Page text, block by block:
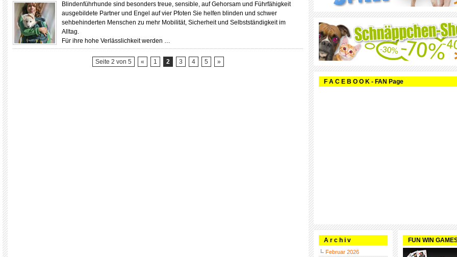
Blindenführhunde sind besonders treue, sensible, auf Gehorsam und Führfähigkeit
ausgebildete Partner und Engel auf vier Pfoten Sie helfen blinden und schwer
sehbehinderten Menschen zu mehr Mobilität, Sicherheit und Selbstständigkeit im
Alltag.
Für ihre hohe Verlässlichkeit werden …
Seite 2 von 5 « 1 2 3 4 5 »
F A C E B O O K - FAN Page
A r c h i v
Februar 2026
FUN WIN